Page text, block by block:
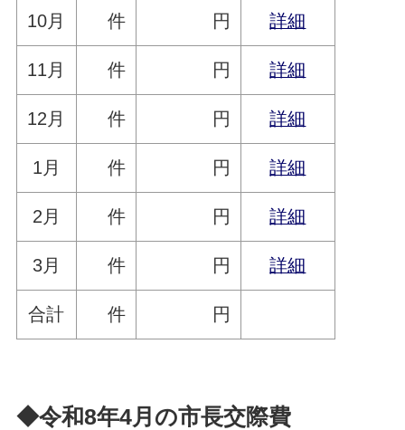
10月 件 円 詳細
11月 件 円 詳細
12月 件 円 詳細
1月 件 円 詳細
2月 件 円 詳細
3月 件 円 詳細
合計 件 円
◆令和8年4月の市長交際費